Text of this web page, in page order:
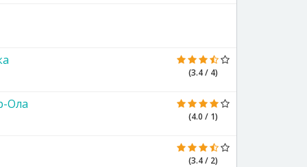
(3.4 / 4)
(4.0 / 1)
Ола
(3.4 / 2)